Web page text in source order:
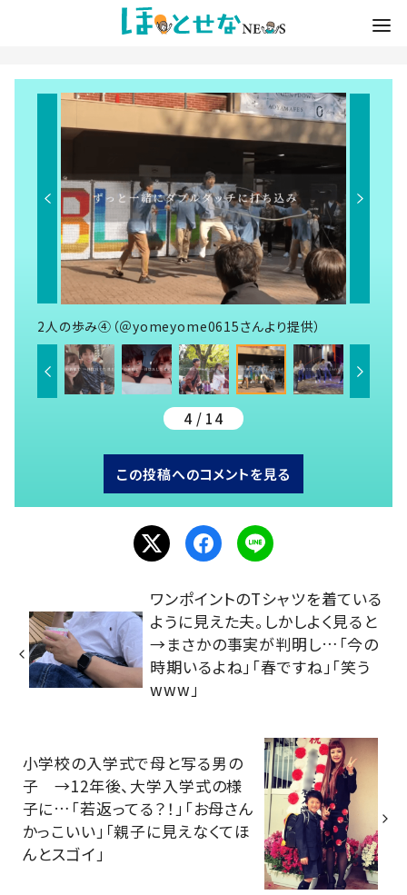
2人の歩み④（＠yomeyome0615さんより提供）
4 / 14
この投稿へのコメントを見る
ワンポイントのTシャツを着ている
ように見えた夫。しかしよく見ると
→まさかの事実が判明し…「今の
時期いるよね」「春ですね」「笑う
www」
小学校の入学式で母と写る男の
子 →12年後、大学入学式の様
子に…「若返ってる？！」「お母さん
かっこいい」「親子に見えなくてほ
んとスゴイ」